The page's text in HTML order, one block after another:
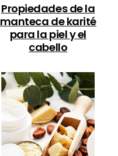
Propiedades de la
manteca de karité
para la piel y el
cabello